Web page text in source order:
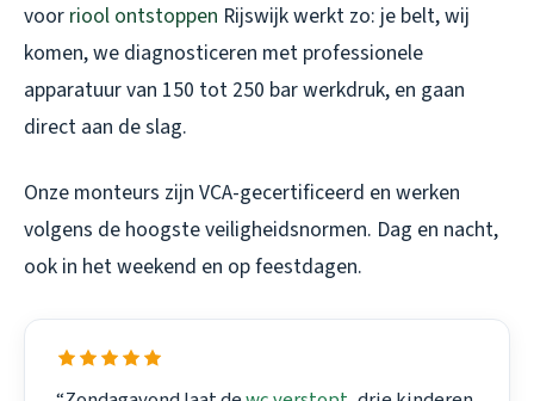
voor riool ontstoppen Rijswijk werkt zo: je belt, wij
komen, we diagnosticeren met professionele
apparatuur van 150 tot 250 bar werkdruk, en gaan
direct aan de slag.
Onze monteurs zijn VCA-gecertificeerd en werken
volgens de hoogste veiligheidsnormen. Dag en nacht,
ook in het weekend en op feestdagen.